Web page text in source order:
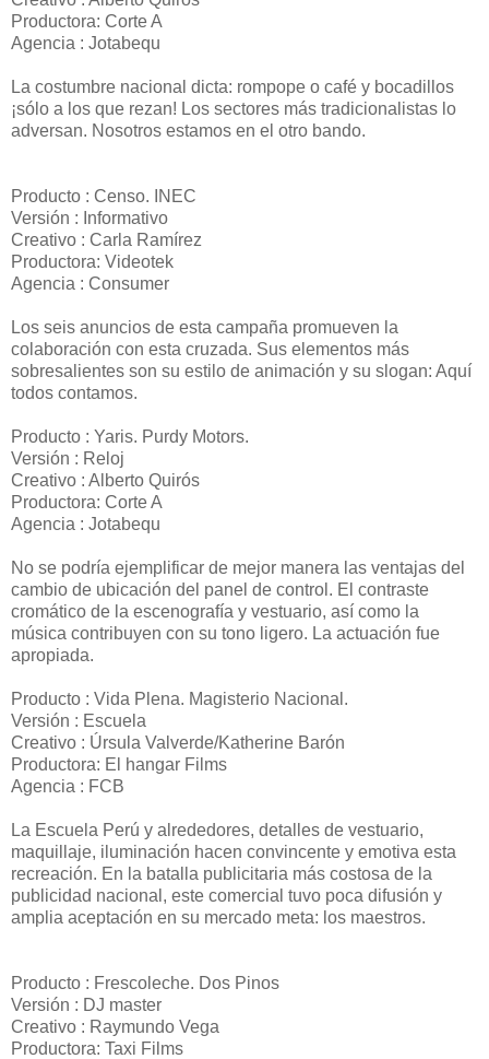
Productora: Corte A
Agencia : Jotabequ
La costumbre nacional dicta: rompope o café y bocadillos
¡sólo a los que rezan! Los sectores más tradicionalistas lo
adversan. Nosotros estamos en el otro bando.
Producto : Censo. INEC
Versión : Informativo
Creativo : Carla Ramírez
Productora: Videotek
Agencia : Consumer
Los seis anuncios de esta campaña promueven la
colaboración con esta cruzada. Sus elementos más
sobresalientes son su estilo de animación y su slogan: Aquí
todos contamos.
Producto : Yaris. Purdy Motors.
Versión : Reloj
Creativo : Alberto Quirós
Productora: Corte A
Agencia : Jotabequ
No se podría ejemplificar de mejor manera las ventajas del
cambio de ubicación del panel de control. El contraste
cromático de la escenografía y vestuario, así como la
música contribuyen con su tono ligero. La actuación fue
apropiada.
Producto : Vida Plena. Magisterio Nacional.
Versión : Escuela
Creativo : Úrsula Valverde/Katherine Barón
Productora: El hangar Films
Agencia : FCB
La Escuela Perú y alrededores, detalles de vestuario,
maquillaje, iluminación hacen convincente y emotiva esta
recreación. En la batalla publicitaria más costosa de la
publicidad nacional, este comercial tuvo poca difusión y
amplia aceptación en su mercado meta: los maestros.
Producto : Frescoleche. Dos Pinos
Versión : DJ master
Creativo : Raymundo Vega
Productora: Taxi Films